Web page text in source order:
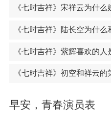
《七时吉祥》宋祥云为什么
《七时吉祥》陆长空为什么
《七时吉祥》紫辉喜欢的人
《七时吉祥》初空和祥云
早安，青春演员表